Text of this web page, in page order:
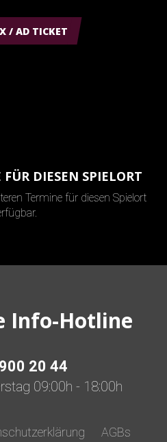
/ AD TICKET
DIESEN SPIELORT
Termine für diesen Spielort
Info-Hotline
20 44
09:00h - 18:00h
AGBs